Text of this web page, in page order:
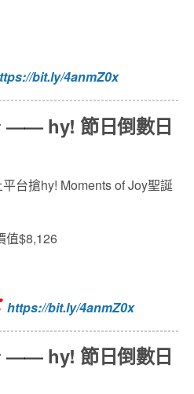
bit.ly/4anmZ0x
—— hy! 節日倒數日
台搶hy! Moments of Joy聖誕
值$8,126
https://bit.ly/4anmZ0x
—— hy! 節日倒數日